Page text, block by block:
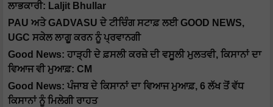
ਲਾਭਕਾਰੀ: Laljit Bhullar
PAU ਅਤੇ GADVASU ਦੇ ਟੀਚਿੰਗ ਸਟਾਫ਼ ਲਈ GOOD NEWS,
UGC ਸਕੇਲ ਲਾਗੂ ਕਰਨ ਨੂੰ ਪ੍ਰਵਾਨਗੀ
Good News: ਹਾੜ੍ਹੀ ਦੇ ਫ਼ਸਲੀ ਕਰਜ਼ੇ ਦੀ ਵਸੂਲੀ ਮੁਲਤਵੀ, ਕਿਸਾਨਾਂ ਦਾ
ਵਿਆਜ ਵੀ ਮੁਆਫ਼: CM
Good News: ਪੰਜਾਬ ਦੇ ਕਿਸਾਨਾਂ ਦਾ ਵਿਆਜ ਮੁਆਫ਼, 6 ਲੱਖ ਤੋਂ ਵੱਧ
ਕਿਸਾਨਾਂ ਨੂੰ ਮਿਲੇਗੀ ਰਾਹਤ